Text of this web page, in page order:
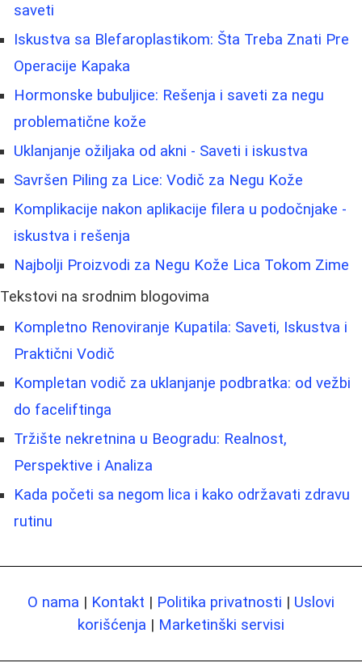
saveti
Iskustva sa Blefaroplastikom: Šta Treba Znati Pre
Operacije Kapaka
Hormonske bubuljice: Rešenja i saveti za negu
problematične kože
Uklanjanje ožiljaka od akni - Saveti i iskustva
Savršen Piling za Lice: Vodič za Negu Kože
Komplikacije nakon aplikacije filera u podočnjake -
iskustva i rešenja
Najbolji Proizvodi za Negu Kože Lica Tokom Zime
Tekstovi na srodnim blogovima
Kompletno Renoviranje Kupatila: Saveti, Iskustva i
Praktični Vodič
Kompletan vodič za uklanjanje podbratka: od vežbi
do faceliftinga
Tržište nekretnina u Beogradu: Realnost,
Perspektive i Analiza
Kada početi sa negom lica i kako održavati zdravu
rutinu
O nama | Kontakt | Politika privatnosti | Uslovi
korišćenja | Marketinški servisi